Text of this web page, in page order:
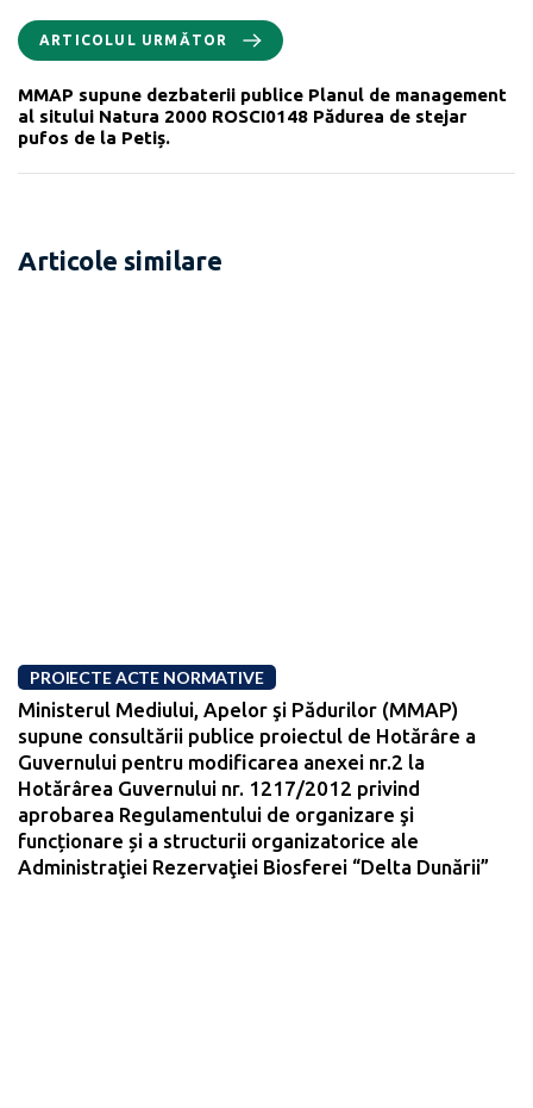
ARTICOLUL URMĂTOR
MMAP supune dezbaterii publice Planul de management
al sitului Natura 2000 ROSCI0148 Pădurea de stejar
pufos de la Petiș.
Articole similare
PROIECTE ACTE NORMATIVE
Ministerul Mediului, Apelor şi Pădurilor (MMAP)
supune consultării publice proiectul de Hotărâre a
Guvernului pentru modificarea anexei nr.2 la
Hotărârea Guvernului nr. 1217/2012 privind
aprobarea Regulamentului de organizare şi
funcționare și a structurii organizatorice ale
Administraţiei Rezervaţiei Biosferei “Delta Dunării”